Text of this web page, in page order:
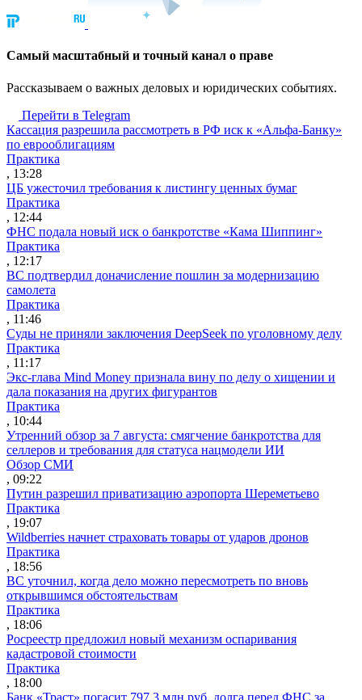
Cамый масштабный и точный канал о праве
Рассказываем о важных деловых и юридических событиях.
Перейти в Telegram
Кассация разрешила рассмотреть в РФ иск к «Альфа-Банку»
по еврооблигациям
Практика
, 13:28
ЦБ ужесточил требования к листингу ценных бумаг
Практика
, 12:44
ФНС подала новый иск о банкротстве «Кама Шиппинг»
Практика
, 12:17
ВС подтвердил доначисление пошлин за модернизацию
самолета
Практика
, 11:46
Суды не приняли заключения DeepSeek по уголовному делу
Практика
, 11:17
Экс-глава Mind Money признала вину по делу о хищении и
дала показания на других фигурантов
Практика
, 10:44
Утренний обзор за 7 августа: смягчение банкротства для
селлеров и требования для статуса нацмодели ИИ
Обзор СМИ
, 09:22
Путин разрешил приватизацию аэропорта Шереметьево
Практика
, 19:07
Wildberries начнет страховать товары от ударов дронов
Практика
, 18:56
ВС уточнил, когда дело можно пересмотреть по вновь
открывшимся обстоятельствам
Практика
, 18:06
Росреестр предложил новый механизм оспаривания
кадастровой стоимости
Практика
, 18:00
Банк «Траст» погасит 797,3 млн руб. долга перед ФНС за